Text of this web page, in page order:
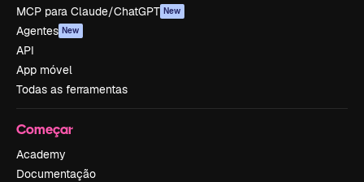
MCP para Claude/ChatGPT New
Agentes New
API
App móvel
Todas as ferramentas
Começar
Academy
Documentação